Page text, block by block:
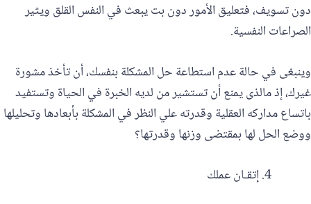
دون تسويف، فتعليق الأمور دون بت يبعث في النفس القلق ويثير
الصراعات النفسية.
وينبغى في حالة عدم استطاعة حل المشكلة بنفسك، أن تأخذ مشورة
غيرك، إذ مالذى يمنع أن تستشير من لديه الخبرة في الحياة وتستفيد
باتساع مداركه العقلية وقدرته علي النظر في المشكلة بأبعادها وتحليلها
ووضع الحل لها بمقتضى وزنها وقدرتها؟
إتقـان عملك